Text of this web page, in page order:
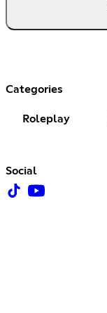
Categories
Roleplay
Social